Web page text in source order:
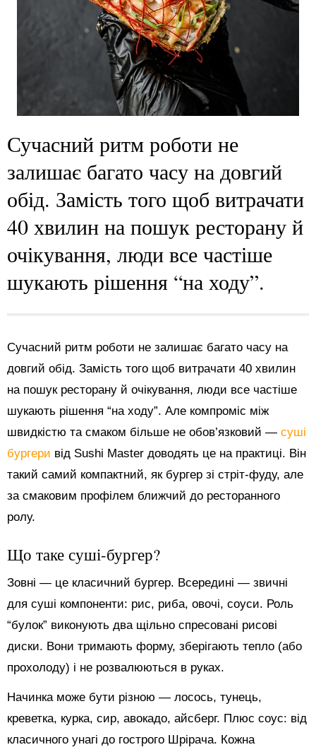
Сучасний ритм роботи не
залишає багато часу на довгий
обід. Замість того щоб витрачати
40 хвилин на пошук ресторану й
очікування, люди все частіше
шукають рішення “на ходу”.
Сучасний ритм роботи не залишає багато часу на
довгий обід. Замість того щоб витрачати 40 хвилин
на пошук ресторану й очікування, люди все частіше
шукають рішення “на ходу”. Але компроміс між
швидкістю та смаком більше не обов’язковий — суші
бургери від Sushi Master доводять це на практиці. Він
такий самий компактний, як бургер зі стріт-фуду, але
за смаковим профілем ближчий до ресторанного
ролу.
Що таке суші-бургер?
Зовні — це класичний бургер. Всередині — звичні
для суші компоненти: рис, риба, овочі, соуси. Роль
“булок” виконують два щільно спресовані рисові
диски. Вони тримають форму, зберігають тепло (або
прохолоду) і не розвалюються в руках.
Начинка може бути різною — лосось, тунець,
креветка, курка, сир, авокадо, айсберг. Плюс соус: від
класичного унагі до гострого Шрірача. Кожна